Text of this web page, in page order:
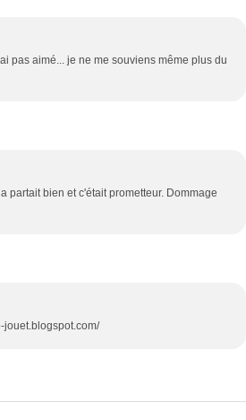
pas aimé... je ne me souviens même plus du
partait bien et c'était prometteur. Dommage
jouet.blogspot.com/